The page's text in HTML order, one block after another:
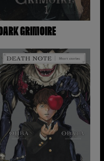
DARK GRIMOIRE